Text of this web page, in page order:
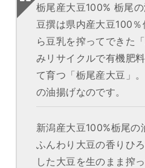
栃尾産大豆100% 栃尾
豆撰は県内産大豆100
ら豆乳を搾ってできた
みリサイクルで有機肥
て育つ「栃尾産大豆」
の油揚げなのです。
新潟産大豆100%栃尾の
ふんわり大豆の香りひ
した大豆を生のまま搾